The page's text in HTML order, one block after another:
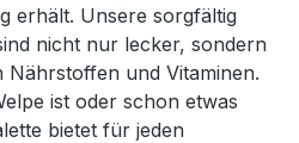
erhält. Unsere sorgfältig
nicht nur lecker, sondern
und Vitaminen.
ist oder schon etwas
bietet für jeden